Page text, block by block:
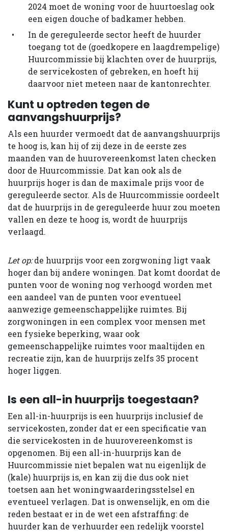
2024 moet de woning voor de huurtoeslag ook
een eigen douche of badkamer hebben.
In de gereguleerde sector heeft de huurder
toegang tot de (goedkopere en laagdrempelige)
Huurcommissie bij klachten over de huurprijs,
de servicekosten of gebreken, en hoeft hij
daarvoor niet meteen naar de kantonrechter.
Kunt u optreden tegen de
aanvangshuurprijs?
Als een huurder vermoedt dat de aanvangshuurprijs
te hoog is, kan hij of zij deze in de eerste zes
maanden van de huurovereenkomst laten checken
door de Huurcommissie. Dat kan ook als de
huurprijs hoger is dan de maximale prijs voor de
gereguleerde sector. Als de Huurcommissie oordeelt
dat de huurprijs in de gereguleerde huur zou moeten
vallen en deze te hoog is, wordt de huurprijs
verlaagd.
Let op:de huurprijs voor een zorgwoning ligt vaak
hoger dan bij andere woningen. Dat komt doordat de
punten voor de woning nog verhoogd worden met
een aandeel van de punten voor eventueel
aanwezige gemeenschappelijke ruimtes. Bij
zorgwoningen in een complex voor mensen met
een fysieke beperking, waar ook
gemeenschappelijke ruimtes voor maaltijden en
recreatie zijn, kan de huurprijs zelfs 35 procent
hoger liggen.
Is een all-in huurprijs toegestaan?
Een all-in-huurprijs is een huurprijs inclusief de
servicekosten, zonder dat er een specificatie van
die servicekosten in de huurovereenkomst is
opgenomen. Bij een all-in-huurprijs kan de
Huurcommissie niet bepalen wat nu eigenlijk de
(kale) huurprijs is, en kan zij die dus ook niet
toetsen aan het woningwaarderingsstelsel en
eventueel verlagen. Dat is onwenselijk, en om die
reden bestaat er in de wet een afstraffing: de
huurder kan de verhuurder een redelijk voorstel